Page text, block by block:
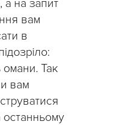
а на запит
вам
в
омани. Так
вам